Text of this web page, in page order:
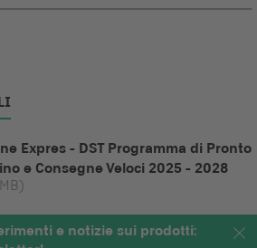
Expres - DST Programma di Pronto
e Consegne Veloci 2025 - 2028
e notizie sui prodotti: